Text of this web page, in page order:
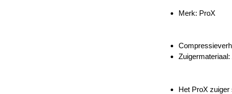
Merk: ProX
Het ProX